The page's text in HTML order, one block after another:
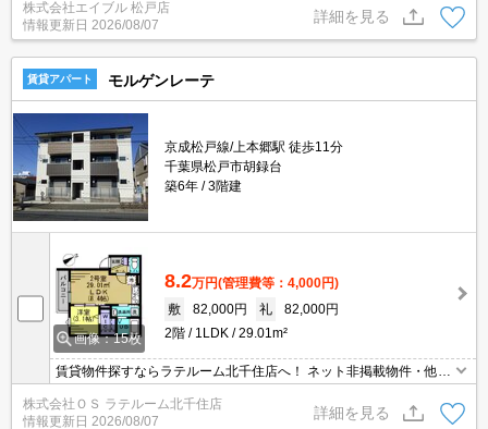
リティ付で安心。追い焚き機能付きバス。
株式会社エイブル 松戸店
情報更新日 2026/08/07
詳細を見る
賃貸アパート モルゲンレーテ
京成松戸線/上本郷駅 徒歩11分
千葉県松戸市胡録台
築6年
3階建
画像：15枚
8.2万円(管理費等：4,000円)
敷
82,000円 礼
82,000円
2階
1LDK 29.01m²
賃貸物件探すならラテルーム北千住店へ！ ネット非掲載物件・他社
様の物件もまとめてご案内いたします！！
株式会社ＯＳ ラテルーム北千住店
情報更新日 2026/08/07
詳細を見る